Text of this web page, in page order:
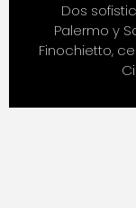
Dos
Palermo y
Finochietto,